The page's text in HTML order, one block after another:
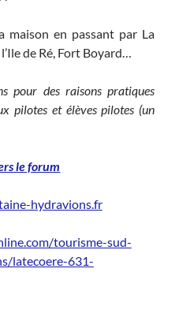
en passant par La
de Ré, Fort Boyard…
pour des raisons pratiques
pilotes et élèves pilotes (un
le forum
hydravions.fr
tourisme-sud-
latecoere-631-